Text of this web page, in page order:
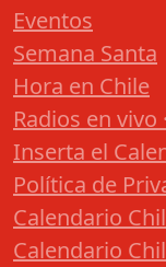
Eventos
Semana Santa
Hora en Chile
Radios en vivo
Inserta el
Política de
Calendario
Calendario